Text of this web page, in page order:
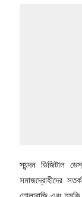
স্যন্দন ডিজিটাল
সমাজদ্রোহীদের